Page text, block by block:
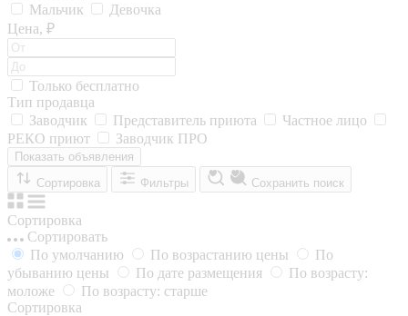
Мальчик
Девочка
Цена, ₽
Только бесплатно
Тип продавца
Заводчик
Представитель приюта
Частное лицо
РЕКО приют
Заводчик ПРО
Показать объявления
Сортировка
Фильтры Сохранить поиск
Сортировка
Сортировать
По умолчанию
По возрастанию цены
По
убыванию цены
По дате размещения
По возрасту:
моложе
По возрасту: старше
Сортировка